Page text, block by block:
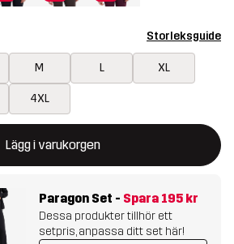
Storleksguide
M L XL
4XL
Lägg i varukorgen
att öppna en modal som bekräftar en ny
Paragon Set - Spara 195 kr
Dessa produkter tillhör ett
setpris, anpassa ditt set här!